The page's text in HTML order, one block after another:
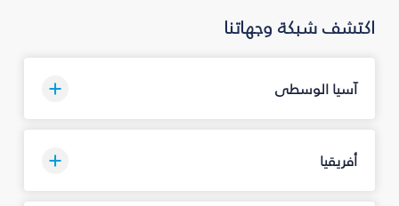
اكتشف شبكة وجهاتنا
آسيا الوسطى
أفريقيا